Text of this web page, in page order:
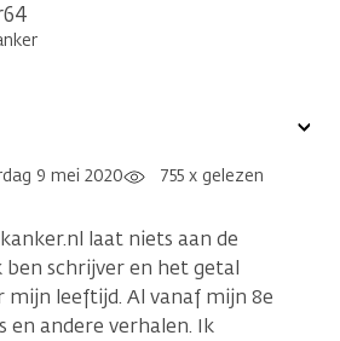
9 mei 2020 755 x gelezen
laat niets aan de
ben schrijver en het getal
leeftijd. Al vanaf mijn 8e
en andere verhalen. Ik